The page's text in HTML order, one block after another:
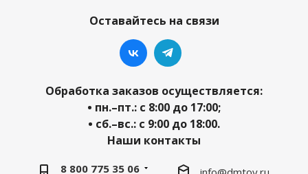
Оставайтесь на связи
Обработка заказов осуществляется:
• пн.–пт.: с 8:00 до 17:00;
• сб.–вс.: с 9:00 до 18:00.
Наши контакты
8 800 775 35 06